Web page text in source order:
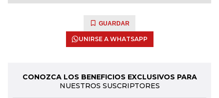
GUARDAR
UNIRSE A WHATSAPP
CONOZCA LOS BENEFICIOS EXCLUSIVOS PARA
NUESTROS SUSCRIPTORES